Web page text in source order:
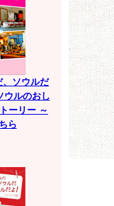
、ソウルだ
ウルのおし
ーリー ～
ら